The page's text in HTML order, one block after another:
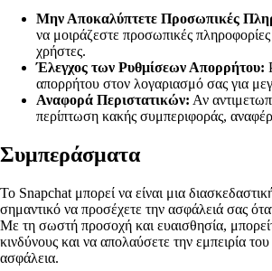
Μην Αποκαλύπτετε Προσωπικές
να μοιράζεστε προσωπικές
χρήστες.
Έλεγχος των Ρυθμίσεων Απορρήτου:
απορρήτου στον λογαριασμό σας για
Αναφορά Περιστατικών: Αν
περίπτωση κακής συμπεριφοράς,
Συμπεράσματα
Το Snapchat μπορεί να είναι μια
σημαντικό να προσέχετε την ασφάλειά σας
Με τη σωστή προσοχή και ευαισθησία,
κινδύνους και να απολαύσετε την εμπειρία
ασφάλεια.